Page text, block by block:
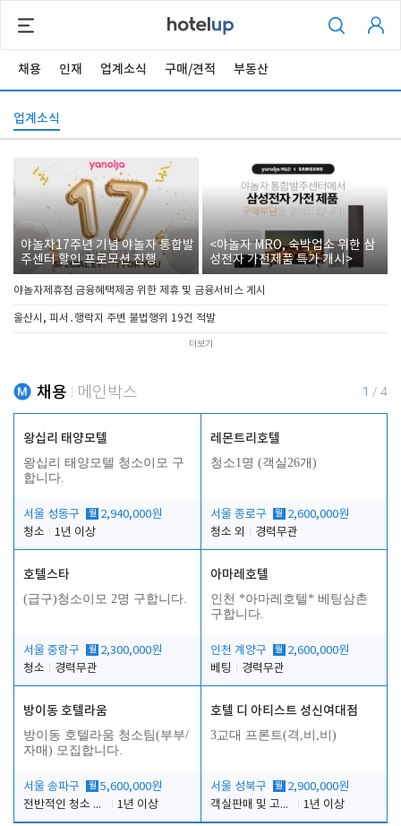
채용 인재 업계소식 구매/견적 부동산
업계소식
야놀자17주년 기념 야놀자 통합발
주센터 할인 프로모션 진행
<야놀자 MRO, 숙박업소 위한 삼
성전자 가전제품 특가 개시>
야놀자제휴점 금융혜택제공 위한 제휴 및 금융서비스 게시
울산시, 피서․행락지 주변 불법행위 19건 적발
더보기
채용 메인박스 1 / 4
왕십리 태양모텔
왕십리 태양모텔 청소이모 구
합니다.
서울 성동구 월 2,940,000원
청소
1년 이상
레몬트리호텔
청소1명 (객실26개)
서울 종로구 월 2,600,000원
청소 외
경력무관
호텔스타
(급구)청소이모 2명 구합니다.
서울 중랑구 월 2,300,000원
청소
경력무관
아마레호텔
인천 *아마레호텔* 베팅삼촌
구합니다.
인천 계양구 월 2,600,000원
베팅
경력무관
방이동 호텔라움
방이동 호텔라움 청소팀(부부/
자매) 모집합니다.
서울 송파구 월 5,600,000원
전반적인 청소 업무(객실청소.객실정리)
1년 이상
호텔 디 아티스트 성신여대점
3교대 프론트(격,비,비)
서울 성북구 월 2,900,000원
객실판매 및 고객응대
1년 이상